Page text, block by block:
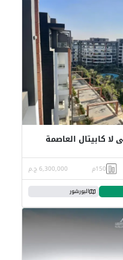
فى لا كابيتال العاصمة
150م 6,300,000 ج.م
البورشور